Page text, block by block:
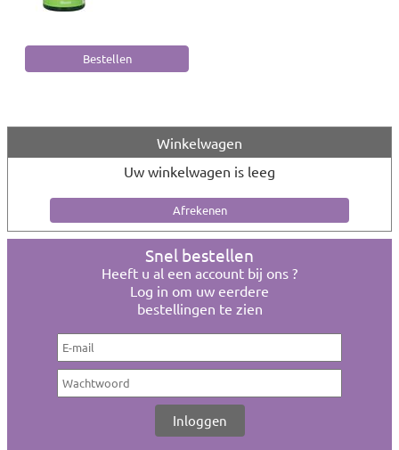
Winkelwagen
Uw winkelwagen is leeg
Snel bestellen
Heeft u al een account bij ons ?
Log in om uw eerdere
bestellingen te zien